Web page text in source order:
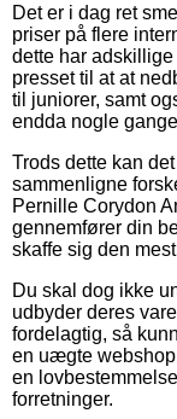
Det er i dag ret
priser på flere
dette har
presset til at at
til juniorer, samt
endda nogle
Trods dette kan
sammenligne
Pernille Corydon
gennemfører din
skaffe sig den
Du skal dog ikke
udbyder deres
fordelagtig, så
en uægte
en
forretninger.